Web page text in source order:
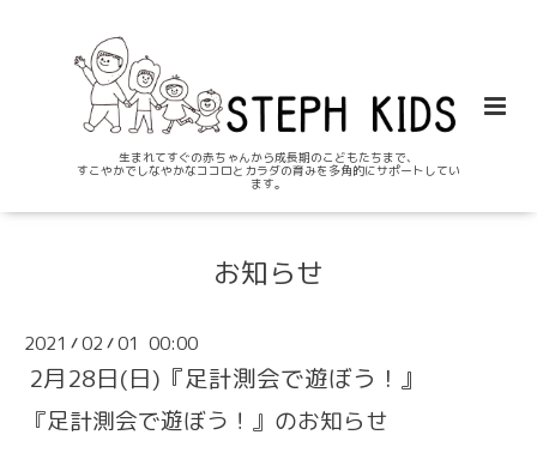
生まれてすぐの赤ちゃんから成長期のこどもたちまで、
すこやかでしなやかなココロとカラダの育みを多角的にサポートしてい
ます。
お知らせ
2021 /02 /01 00:00
2月28日(日)『足計測会で遊ぼう！』
『足計測会で遊ぼう！』のお知らせ